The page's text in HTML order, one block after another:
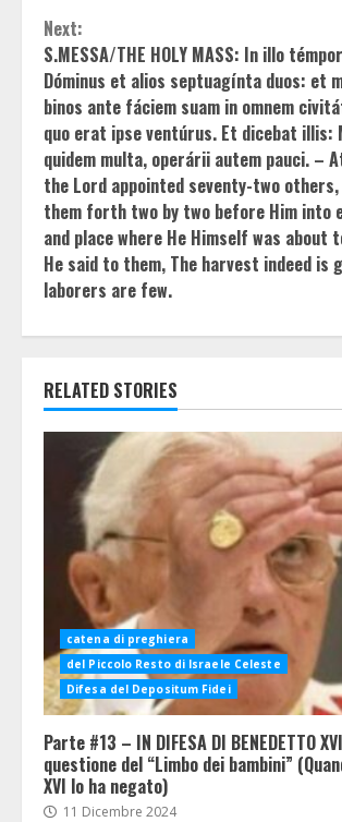
Next:
S.MESSA/THE HOLY MASS: In illo
Dóminus et alios septuagínta duos: et
binos ante fáciem suam in omnem
quo erat ipse ventúrus. Et dicebat illis:
quidem multa, operárii autem pauci. –
the Lord appointed seventy-two
them forth two by two before Him into
and place where He Himself was about
He said to them, The harvest indeed is
laborers are few.
RELATED STORIES
catena di preghiera
del Piccolo Resto di Israele Celeste
Difesa del Depositum Fidei
Parte #13 – IN DIFESA DI BENEDETTO
questione del “Limbo dei bambini”
XVI lo ha negato)
11 Dicembre 2024